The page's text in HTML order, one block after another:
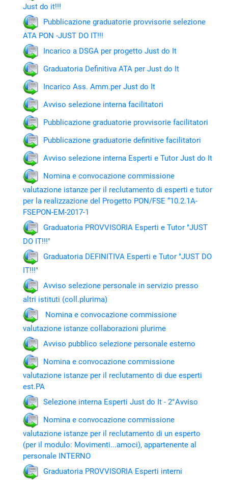
Just do it!!!
Pubblicazione graduatorie provvisorie selezione
ATA PON -JUST DO IT!!!
Incarico a DSGA per progetto Just do It
Graduatoria Definitiva ATA per Just do It
Incarico Ass. Amm.per Just do It
Avviso selezione interna facilitatori
Pubblicazione graduatorie provvisorie facilitatori
Pubblicazione graduatorie definitive facilitatori
Avviso selezione interna Esperti e Tutor Just do It
Nomina e convocazione commissione
valutazione istanze per il reclutamento di esperti e tutor
per la realizzazione del Progetto PON/FSE “10.2.1A-
FSEPON-EM-2017-1
Graduatoria PROVVISORIA Esperti e Tutor "JUST
DO IT!!!"
Graduatoria DEFINITIVA Esperti e Tutor "JUST DO
IT!!!"
Avviso selezione personale in servizio presso
altri istituti (coll.plurima)
Nomina e convocazione commissione
valutazione istanze collaborazioni plurime
Avviso pubblico selezione personale esterno
Nomina e convocazione commissione
valutazione istanze per il reclutamento di due esperti
est.PA
Selezione interna Esperti Just do It - 2°Avviso
Nomina e convocazione commissione
valutazione istanze per il reclutamento di un esperto
(per il modulo: Movimenti...amoci), appartenente al
personale INTERNO
Graduatoria PROVVISORIA Esperti interni